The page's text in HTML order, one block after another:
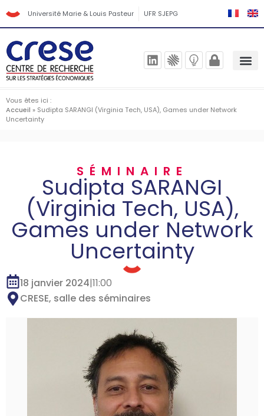
Université Marie & Louis Pasteur UFR SJEPG
Vous êtes ici :
Accueil » Sudipta SARANGI (Virginia Tech, USA), Games under Network
Uncertainty
SÉMINAIRE
Sudipta SARANGI
(Virginia Tech, USA),
Games under Network
Uncertainty
18 janvier 2024|11:00
CRESE, salle des séminaires